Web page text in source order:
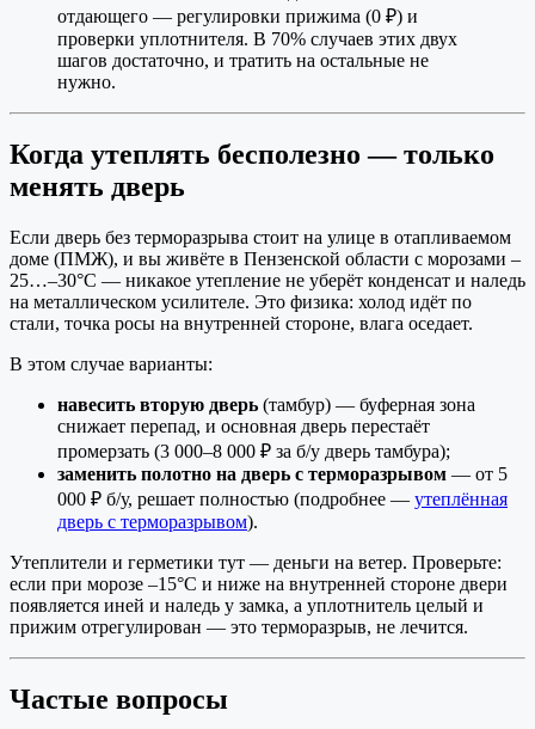
отдающего — регулировки прижима (0 ₽) и
проверки уплотнителя. В 70% случаев этих двух
шагов достаточно, и тратить на остальные не
нужно.
Когда утеплять бесполезно — только
менять дверь
Если дверь без терморазрыва стоит на улице в отапливаемом
доме (ПМЖ), и вы живёте в Пензенской области с морозами –
25…–30°C — никакое утепление не уберёт конденсат и наледь
на металлическом усилителе. Это физика: холод идёт по
стали, точка росы на внутренней стороне, влага оседает.
В этом случае варианты:
навесить вторую дверь (тамбур) — буферная зона
снижает перепад, и основная дверь перестаёт
промерзать (3 000–8 000 ₽ за б/у дверь тамбура);
заменить полотно на дверь с терморазрывом — от 5
000 ₽ б/у, решает полностью (подробнее — утеплённая
дверь с терморазрывом).
Утеплители и герметики тут — деньги на ветер. Проверьте:
если при морозе –15°C и ниже на внутренней стороне двери
появляется иней и наледь у замка, а уплотнитель целый и
прижим отрегулирован — это терморазрыв, не лечится.
Частые вопросы